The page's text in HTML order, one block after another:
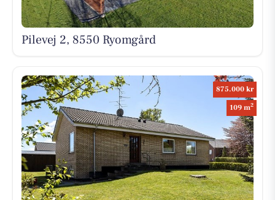
Pilevej 2, 8550 Ryomgård
875.000 kr
109 m2